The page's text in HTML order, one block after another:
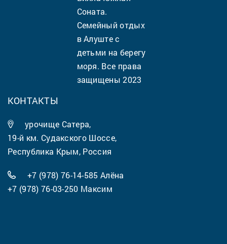
Соната.
Семейный отдых
в Алуште с
детьми на берегу
моря. Все права
защищены 2023
КОНТАКТЫ
урочище Сатера,
19-й км. Судакского Шоссе,
Республика Крым, Россия
+7 (978) 76-14-585 Алёна
+7 (978) 76-03-250 Максим